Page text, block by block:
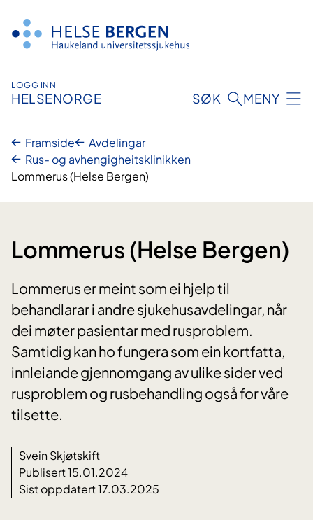
innhald
LOGG INN
HELSENORGE SØK MENY
Framside
Avdelingar
Rus- og avhengigheitsklinikken
Lommerus (Helse Bergen)
Lommerus (Helse Bergen)
Lommerus er meint som ei hjelp til
behandlarar i andre sjukehusavdelingar, når
dei møter pasientar med rusproblem.
Samtidig kan ho fungera som ein kortfatta,
innleiande gjennomgang av ulike sider ved
rusproblem og rusbehandling også for våre
tilsette.
Svein Skjøtskift
Publisert 15.01.2024
Sist oppdatert 17.03.2025